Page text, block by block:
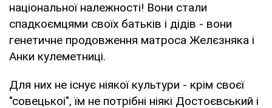
національної належності! Вони стали
спадкоємцями своїх батьків і дідів - вони
генетичне продовження матроса Желєзняка і
Анки кулеметниці.
Для них не існує ніякої культури - крім своєї
"совецькоі", їм не потрібні ніякі Достоєвський і